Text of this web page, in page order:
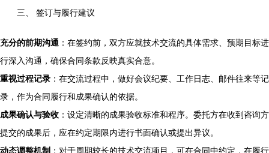
三、 签订与履行建议
充分的前期沟通 ：在签约前，双方应就技术交流的具体需求、预期目标进
行深入沟通，确保合同条款反映真实合意。
重视过程记录 ：在交流过程中，做好会议纪要、工作日志、邮件往来等记
录，作为合同履行和成果确认的依据。
成果确认与验收 ：设定清晰的成果验收标准和程序。委托方在收到咨询方
提交的成果后，应在约定期限内进行书面确认或提出异议。
动态调整机制 ：对于周期较长的技术交流项目，可在合同中约定，在履行